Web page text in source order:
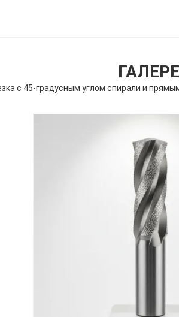
с 45-градусным углом спирали и